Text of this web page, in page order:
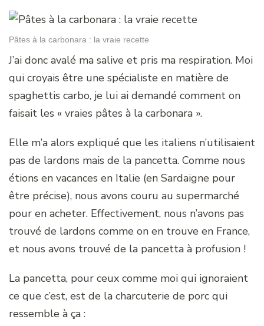
Pâtes à la carbonara : la vraie recette
J’ai donc avalé ma salive et pris ma respiration. Moi
qui croyais être une spécialiste en matière de
spaghettis carbo, je lui ai demandé comment on
faisait les « vraies pâtes à la carbonara ».
Elle m’a alors expliqué que les italiens n’utilisaient
pas de lardons mais de la pancetta. Comme nous
étions en vacances en Italie (en Sardaigne pour
être précise), nous avons couru au supermarché
pour en acheter. Effectivement, nous n’avons pas
trouvé de lardons comme on en trouve en France,
et nous avons trouvé de la pancetta à profusion !
La pancetta, pour ceux comme moi qui ignoraient
ce que c’est, est de la charcuterie de porc qui
ressemble à ça :